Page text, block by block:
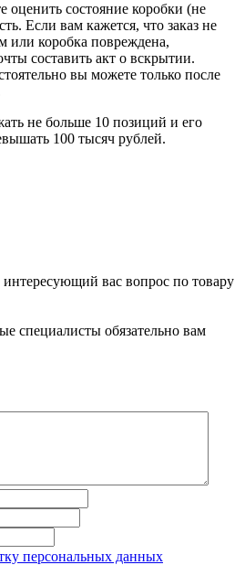
оценить состояние коробки (не
Если вам кажется, что заказ не
или коробка повреждена,
составить акт о вскрытии.
вы можете только после
не больше 10 позиций и его
100 тысяч рублей.
вас вопрос по товару
специалисты обязательно вам
персональных данных